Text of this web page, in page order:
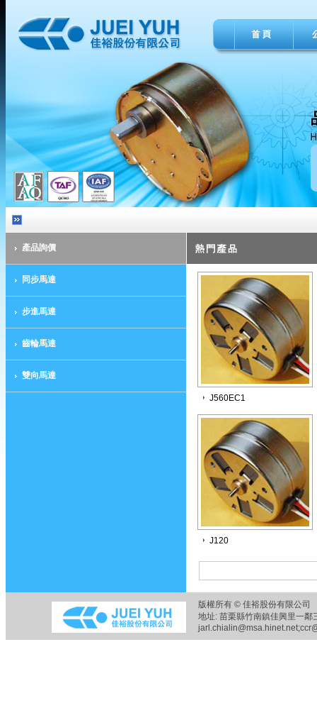
產品詢價
同步馬達
步進馬達
齒輪馬達
雙向馬達
J560EC1
J120
版權所有 © 佳裕股份有限公
地址: 苗栗縣竹南鎮佳興里一